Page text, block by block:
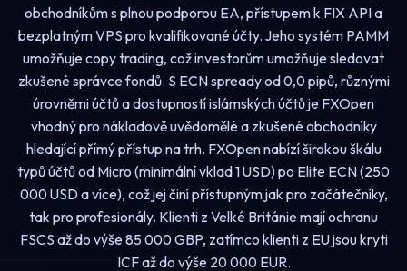
obchodníkům s plnou podporou EA, přístupem k FIX API a
bezplatným VPS pro kvalifikované účty. Jeho systém PAMM
umožňuje copy trading, což investorům umožňuje sledovat
zkušené správce fondů. S ECN spready od 0,0 pipů, různými
úrovněmi účtů a dostupností islámských účtů je FXOpen
vhodný pro nákladově uvědomělé a zkušené obchodníky
hledající přímý přístup na trh. FXOpen nabízí širokou škálu
typů účtů od Micro (minimální vklad 1 USD) po Elite ECN (250
000 USD a více), což jej činí přístupným jak pro začátečníky,
tak pro profesionály. Klienti z Velké Británie mají ochranu
FSCS až do výše 85 000 GBP, zatímco klienti z EU jsou kryti
ICF až do výše 20 000 EUR.